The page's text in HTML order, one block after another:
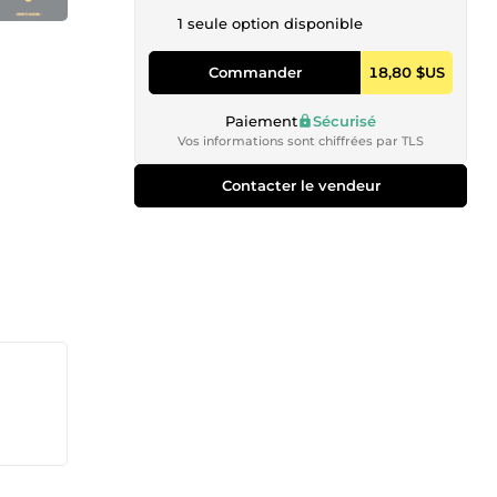
1 seule option disponible
Commander 18,80 $US
Paiement Sécurisé
Vos informations sont chiffrées par TLS
Contacter le vendeur